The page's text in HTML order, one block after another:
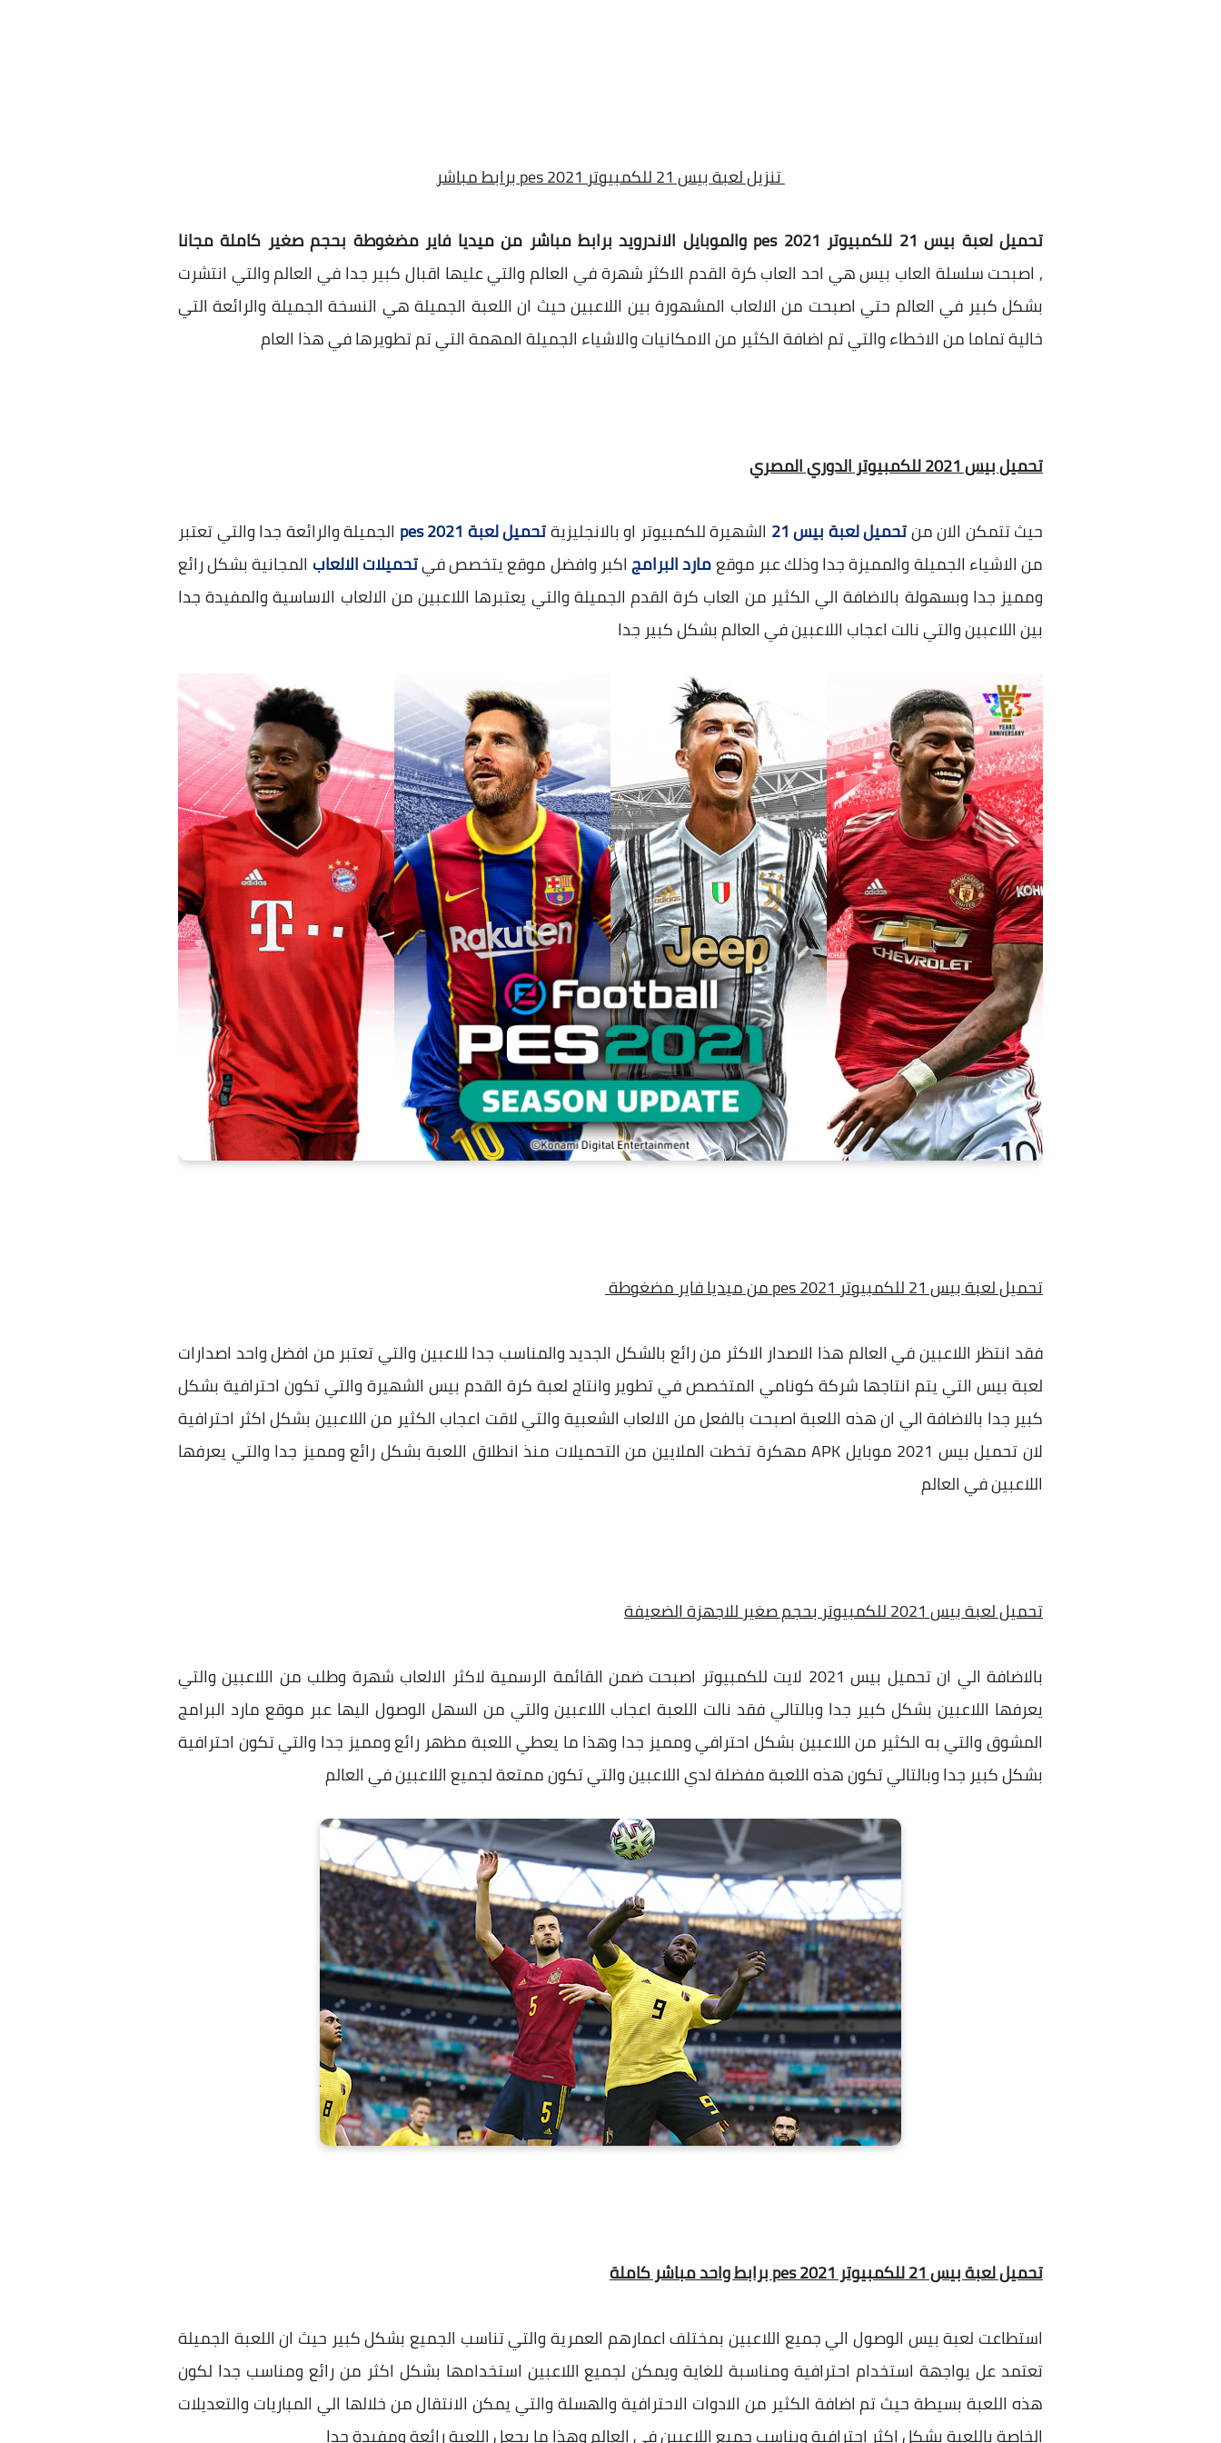
تنزيل لعبة بيس 21 للكمبيوتر pes 2021 برابط مباشر
تحميل لعبة بيس 21 للكمبيوتر pes 2021 والموبايل الاندرويد برابط مباشر من ميديا فاير مضغوطة بحجم صغير كاملة مجانا
, اصبحت سلسلة العاب بيس هي احد العاب كرة القدم الاكثر شهرة في العالم والتي عليها اقبال كبير جدا في العالم والتي انتشرت
بشكل كبير في العالم حتي اصبحت من الالعاب المشهورة بين اللاعبين حيث ان اللعبة الجميلة هي النسخة الجميلة والرائعة التي
خالية تماما من الاخطاء والتي تم اضافة الكثير من الامكانيات والاشياء الجميلة المهمة التي تم تطويرها في هذا العام
تحميل بيس 2021 للكمبيوتر الدوري المصري
حيث تتمكن الان منتحميل لعبة بيس 21 الشهيرة للكمبيوتر او بالانجليزيةتحميل لعبة pes 2021
الجميلة والرائعة جدا والتي تعتبر
من الاشياء الجميلة والمميزة جدا وذلك عبر موقعمارد البرامجاكبر وافضل موقع يتخصص فيتحميلات الالعاب المجانية بشكل رائع
ومميز جدا وبسهولة بالاضافة الي الكثير من العاب كرة القدم الجميلة والتي يعتبرها اللاعبين من الالعاب الاساسية والمفيدة جدا
بين اللاعبين والتي نالت اعجاب اللاعبين في العالم بشكل كبير جدا
تحميل لعبة بيس 21 للكمبيوتر pes 2021 من ميديا فاير مضغوطة
فقد انتظر اللاعبين في العالم هذا الاصدار الاكثر من رائع بالشكل الجديد والمناسب جدا للاعبين والتي تعتبر من افضل واحد اصدارات
لعبة بيس التي يتم انتاجها شركة كونامي المتخصص في تطوير وانتاج لعبة كرة القدم بيس الشهيرة والتي تكون احترافية بشكل
كبير جدا بالاضافة الي ان هذه اللعبة اصبحت بالفعل من الالعاب الشعبية والتي لاقت اعجاب الكثير من اللاعبين بشكل اكثر احترافية
لان تحميل بيس 2021 موبايل APK مهكرة تخطت الملايين من التحميلات منذ انطلاق اللعبة بشكل رائع ومميز جدا والتي يعرفها
اللاعبين في العالم
تحميل لعبة بيس 2021 للكمبيوتر بحجم صغير للاجهزة الضعيفة
بالاضافة الي ان تحميل بيس 2021 لايت للكمبيوتر اصبحت ضمن القائمة الرسمية لاكثر الالعاب شهرة وطلب من اللاعبين والتي
يعرفها اللاعبين بشكل كبير جدا وبالتالي فقد نالت اللعبة اعجاب اللاعبين والتي من السهل الوصول اليها عبر موقع مارد البرامج
المشوق والتي به الكثير من اللاعبين بشكل احترافي ومميز جدا وهذا ما يعطي اللعبة مظهر رائع ومميز جدا والتي تكون احترافية
بشكل كبير جدا وبالتالي تكون هذه اللعبة مفضلة لدي اللاعبين والتي تكون ممتعة لجميع اللاعبين في العالم
تحميل لعبة بيس 21 للكمبيوتر pes 2021 برابط واحد مباشر كاملة
استطاعت لعبة بيس الوصول الي جميع اللاعبين بمختلف اعمارهم العمرية والتي تناسب الجميع بشكل كبير حيث ان اللعبة الجميلة
تعتمد عل يواجهة استخدام احترافية ومناسبة للغاية ويمكن لجميع اللاعبين استخدامها بشكل اكثر من رائع ومناسب جدا لكون
هذه اللعبة بسيطة حيث تم اضافة الكثير من الادوات الاحترافية والهسلة والتي يمكن الانتقال من خلالها الي المباريات والتعديلات
الخاصة باللعبة بشكل اكثر احترافية ويناسب جميع اللاعبين في العالم وهذا ما يجعل اللعبة رائعة ومفيدة جدا